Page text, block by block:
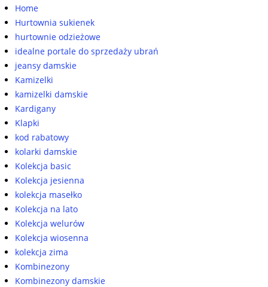
Home
Hurtownia sukienek
hurtownie odzieżowe
idealne portale do sprzedaży ubrań
jeansy damskie
Kamizelki
kamizelki damskie
Kardigany
Klapki
kod rabatowy
kolarki damskie
Kolekcja basic
Kolekcja jesienna
kolekcja masełko
Kolekcja na lato
Kolekcja welurów
Kolekcja wiosenna
kolekcja zima
Kombinezony
Kombinezony damskie